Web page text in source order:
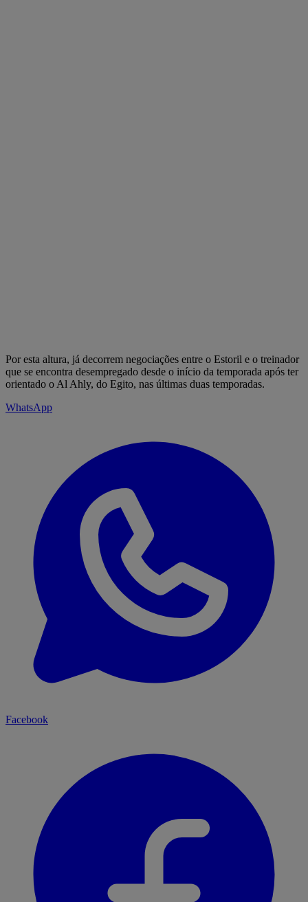
Por esta altura, já decorrem negociações entre o Estoril e o treinador
que se encontra desempregado desde o início da temporada após ter
orientado o Al Ahly, do Egito, nas últimas duas temporadas.
WhatsApp
Facebook